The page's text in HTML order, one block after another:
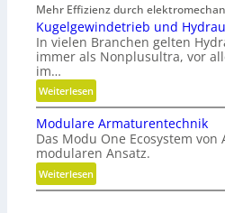
Mehr Effizienz durch
Kugelgewindetrieb und
In vielen Branchen gelten
immer als Nonplusultra, vor
im…
Weiterlesen:
K
u
g
e
l
g
Modulare Armaturentechnik
Das Modu One Ecosystem von
modularen Ansatz.
Weiterlesen:
M